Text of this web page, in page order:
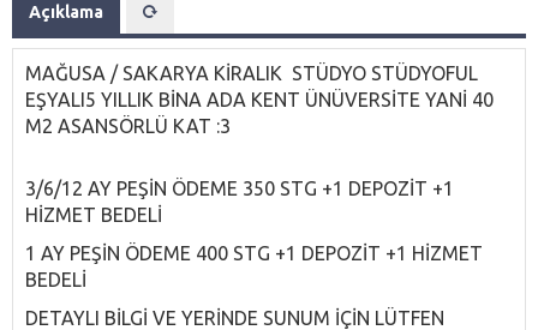
Açıklama
MAĞUSA / SAKARYA KİRALIK STÜDYO STÜDYOFUL
EŞYALI5 YILLIK BİNA ADA KENT ÜNÜVERSİTE YANİ 40
M2 ASANSÖRLÜ KAT :3
3/6/12 AY PEŞİN ÖDEME 350 STG +1 DEPOZİT +1
HİZMET BEDELİ
1 AY PEŞİN ÖDEME 400 STG +1 DEPOZİT +1 HİZMET
BEDELİ
DETAYLI BİLGİ VE YERİNDE SUNUM İÇİN LÜTFEN